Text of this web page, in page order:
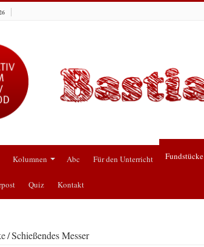
Kolumnen Abc Für den Unterricht Fundstücke
Quiz Kontakt
/Schießendes Messer